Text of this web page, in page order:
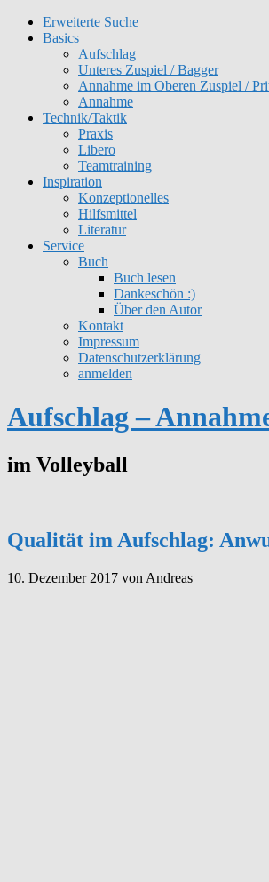
Erweiterte Suche
Basics
Aufschlag
Unteres Zuspiel / Bagger
Annahme im Oberen Zuspiel /
Annahme
Technik/Taktik
Praxis
Libero
Teamtraining
Inspiration
Konzeptionelles
Hilfsmittel
Literatur
Service
Buch
Buch lesen
Dankeschön :)
Über den Autor
Kontakt
Impressum
Datenschutzerklärung
anmelden
Aufschlag –
im Volleyball
Qualität im Aufschlag:
10. Dezember 2017 von Andreas